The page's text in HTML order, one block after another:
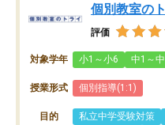
個別教室の
評価
対象学年 小1～小6 中1～
授業形式 個別指導(1:1)
目的 私立中学受験対策